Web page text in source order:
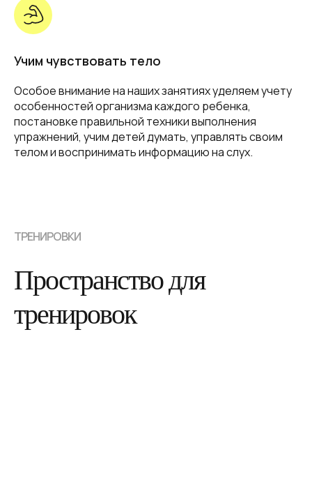
Учим чувствовать тело
Особое внимание на наших занятиях уделяем учету
особенностей организма каждого ребенка,
постановке правильной техники выполнения
упражнений, учим детей думать, управлять своим
телом и воспринимать информацию на слух.
ТРЕНИРОВКИ
Пространство для
тренировок